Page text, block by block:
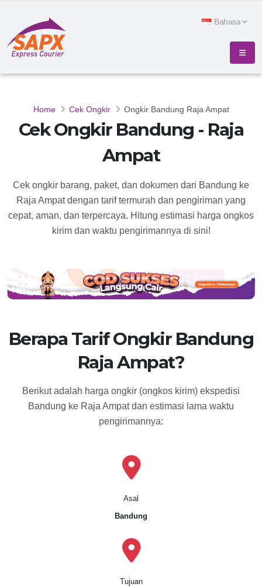
Bahasa
Home Cek Ongkir Ongkir Bandung Raja Ampat
Cek Ongkir Bandung - Raja
Ampat
Cek ongkir barang, paket, dan dokumen dari Bandung ke
Raja Ampat dengan tarif termurah dan pengiriman yang
cepat, aman, dan terpercaya. Hitung estimasi harga ongkos
kirim dan waktu pengirimannya di sini!
Berapa Tarif Ongkir Bandung
Raja Ampat?
Berikut adalah harga ongkir (ongkos kirim) ekspedisi
Bandung ke Raja Ampat dan estimasi lama waktu
pengirimannya:
Asal
Bandung
Tujuan